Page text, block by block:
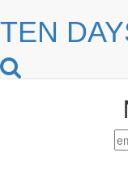
TEN